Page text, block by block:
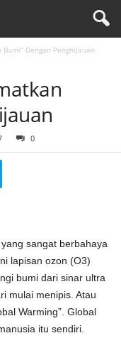
Dengan Penghijauan
0
sangat berbahaya
lapisan ozon (O3)
bumi dari sinar ultra
mulai menipis. Atau
Warming”. Global
itu sendiri.